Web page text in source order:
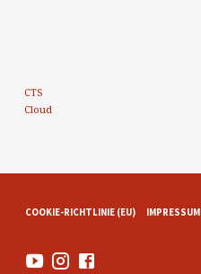
CTS
Cloud
COOKIE-RICHTLINIE (EU) IMPRESSUM